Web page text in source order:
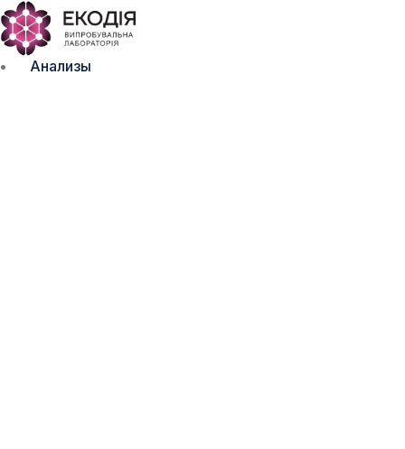
Анализы